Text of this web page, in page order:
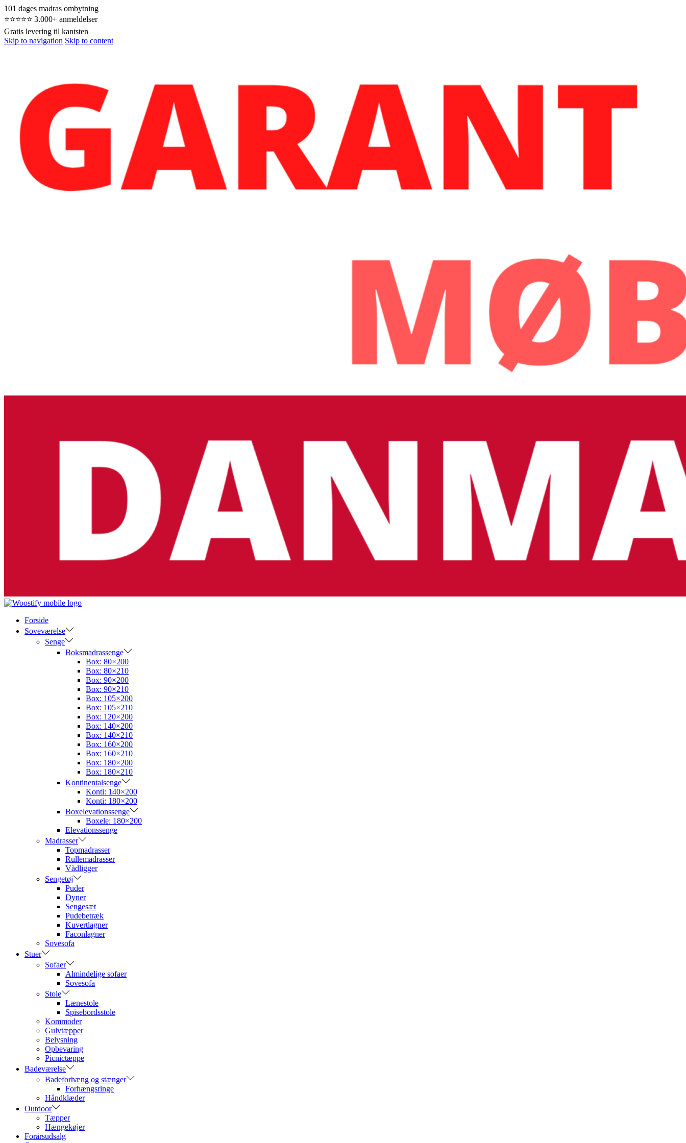
101 dages madras ombytning
⭐⭐⭐⭐⭐ 3.000+ anmeldelser
Gratis levering til kantsten
Skip to navigation Skip to content
Forside
Soveværelse
Senge
Boksmadrassenge
Box: 80×200
Box: 80×210
Box: 90×200
Box: 90×210
Box: 105×200
Box: 105×210
Box: 120×200
Box: 140×200
Box: 140×210
Box: 160×200
Box: 160×210
Box: 180×200
Box: 180×210
Kontinentalsenge
Konti: 140×200
Konti: 180×200
Boxelevationssenge
Boxele: 180×200
Elevationssenge
Madrasser
Topmadrasser
Rullemadrasser
Vådligger
Sengetøj
Puder
Dyner
Sengesæt
Pudebetræk
Kuvertlagner
Faconlagner
Sovesofa
Stuer
Sofaer
Almindelige sofaer
Sovesofa
Stole
Lænestole
Spisebordsstole
Kommoder
Gulvtæpper
Belysning
Opbevaring
Picnictæppe
Badeværelse
Badeforhæng og stænger
Forhængsringe
Håndklæder
Outdoor
Tæpper
Hængekøjer
Forårsudsalg